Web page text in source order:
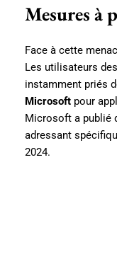
Mesures à
Face à cette
Les utilisateurs
instamment priés
Microsoft pour
Microsoft a publié
adressant
2024.